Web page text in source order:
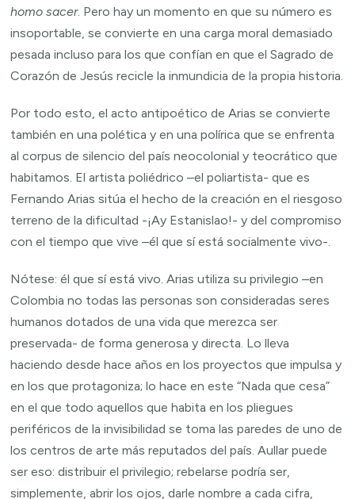
homo sacer. Pero hay un momento en que su número es
insoportable, se convierte en una carga moral demasiado
pesada incluso para los que confían en que el Sagrado de
Corazón de Jesús recicle la inmundicia de la propia historia.
Por todo esto, el acto antipoético de Arias se convierte
también en una polética y en una polírica que se enfrenta
al corpus de silencio del país neocolonial y teocrático que
habitamos. El artista poliédrico –el poliartista- que es
Fernando Arias sitúa el hecho de la creación en el riesgoso
terreno de la dificultad -¡Ay Estanislao!- y del compromiso
con el tiempo que vive –él que sí está socialmente vivo-.
Nótese: él que sí está vivo. Arias utiliza su privilegio –en
Colombia no todas las personas son consideradas seres
humanos dotados de una vida que merezca ser
preservada- de forma generosa y directa. Lo lleva
haciendo desde hace años en los proyectos que impulsa y
en los que protagoniza; lo hace en este “Nada que cesa”
en el que todo aquellos que habita en los pliegues
periféricos de la invisibilidad se toma las paredes de uno de
los centros de arte más reputados del país. Aullar puede
ser eso: distribuir el privilegio; rebelarse podría ser,
simplemente, abrir los ojos, darle nombre a cada cifra,